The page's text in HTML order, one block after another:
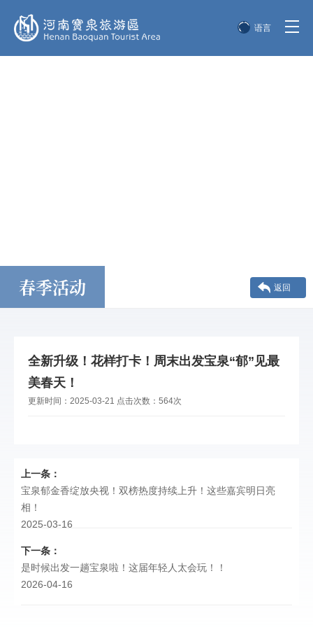
语言
春季活动 返回
全新升级！花样打卡！周末出发宝泉“郁”见最
美春天！
更新时间： 2025-03-21 点击次数： 564次
上一条：
宝泉郁金香绽放央视！双榜热度持续上升！这些嘉宾明日亮
相！
2025-03-16
下一条：
是时候出发一趟宝泉啦！这届年轻人太会玩！！
2026-04-16